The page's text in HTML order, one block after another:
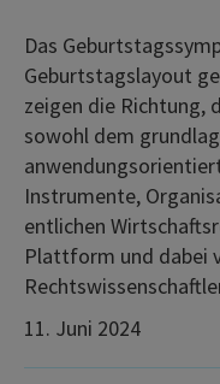
Das
Geburtstagslayout
zeigen die Richtung,
sowohl dem
Instrumente,
entlichen
Plattform und dabei
11. Juni 2024